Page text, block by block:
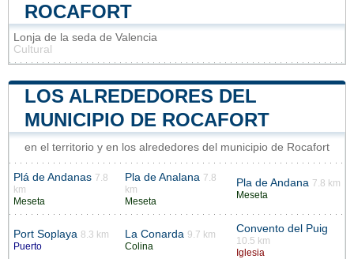
ROCAFORT
Lonja de la seda de Valencia
Cultural
LOS ALREDEDORES DEL
MUNICIPIO DE ROCAFORT
en el territorio y en los alrededores del municipio de Rocafort
Plá de Andanas 7.8
km
Meseta
Pla de Analana 7.8
km
Meseta
Pla de Andana 7.8 km
Meseta
Port Soplaya 8.3 km
Puerto
La Conarda 9.7 km
Colina
Convento del Puig
10.5 km
Iglesia